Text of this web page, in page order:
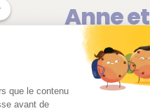
que le contenu
avant de
Anne
Jura | France